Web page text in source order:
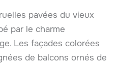
pavées du vieux
par le charme
Les façades colorées
de balcons ornés de